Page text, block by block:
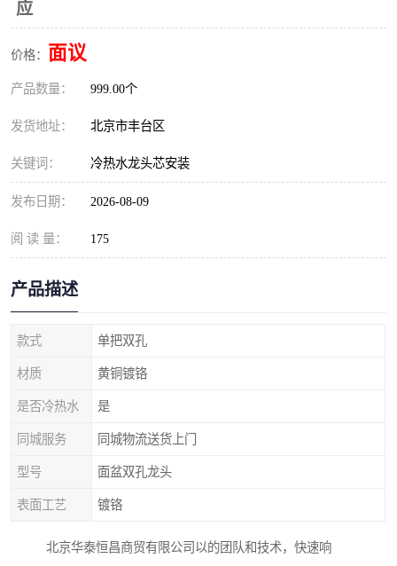
应
价格： 面议
产品数量： 999.00个
发货地址： 北京市丰台区
关键词： 冷热水龙头芯安装
发布日期： 2026-08-09
阅 读 量： 175
产品描述
款式 单把双孔
材质 黄铜镀铬
是否冷热水 是
同城服务 同城物流送货上门
型号 面盆双孔龙头
表面工艺 镀铬
北京华泰恒昌商贸有限公司以的团队和技术，快速响